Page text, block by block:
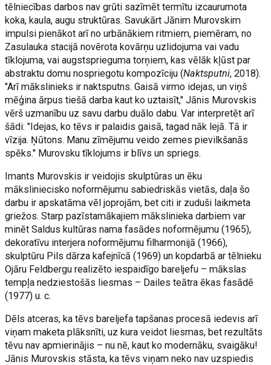
tēlniecības darbos nav grūti sazīmēt termītu izcaurumota
koka, kaula, augu struktūras. Savukārt Jānim Murovskim
impulsi pienākot arī no urbānākiem ritmiem, piemēram, no
Zasulauka stacijā novērota kovārņu uzlidojuma vai vadu
tīklojuma, vai augstsprieguma torņiem, kas vēlāk kļūst par
abstraktu domu nospriegotu kompozīciju (Naktsputni, 2018).
"Arī mākslinieks ir naktsputns. Gaisā virmo idejas, un viņš
mēģina ārpus tiešā darba kaut ko uztaisīt," Jānis Murovskis
vērš uzmanību uz savu darbu duālo dabu. Var interpretēt arī
šādi: "Idejas, ko tēvs ir palaidis gaisā, tagad nāk lejā. Tā ir
vīzija. Ņūtons. Manu zīmējumu veido zemes pievilkšanās
spēks." Murovsku tīklojums ir blīvs un spriegs.
Imants Murovskis ir veidojis skulptūras un ēku
māksliniecisko noformējumu sabiedriskās vietās, daļa šo
darbu ir apskatāma vēl joprojām, bet citi ir zuduši laikmeta
griežos. Starp pazīstamākajiem mākslinieka darbiem var
minēt Saldus kultūras nama fasādes noformējumu (1965),
dekoratīvu interjera noformējumu filharmonijā (1966),
skulptūru Pils dārza kafejnīcā (1969) un kopdarbā ar tēlnieku
Ojāru Feldbergu realizēto iespaidīgo bareljefu – mākslas
tempļa nedziestošās liesmas – Dailes teātra ēkas fasādē
(1977) u. c.
Dēls atceras, ka tēvs bareljefa tapšanas procesā iedevis arī
viņam maketa plāksnīti, uz kura veidot liesmas, bet rezultāts
tēvu nav apmierinājis – nu nē, kaut ko modernāku, svaigāku!
Jānis Murovskis stāsta, ka tēvs viņam neko nav uzspiedis